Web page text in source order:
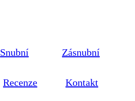
Snubní Zásnubní
Recenze Kontakt